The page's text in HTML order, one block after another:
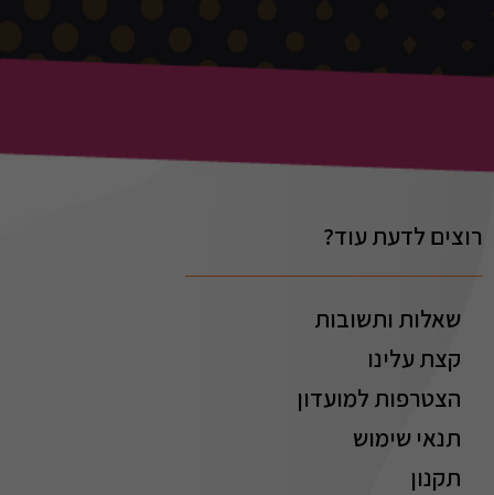
רוצים לדעת עוד?
שאלות ותשובות
קצת עלינו
הצטרפות למועדון
תנאי שימוש
תקנון